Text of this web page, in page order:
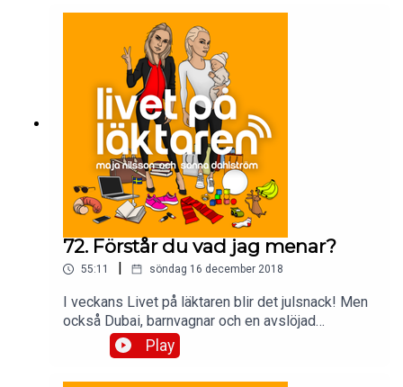
72. Förstår du vad jag menar?
55:11 | söndag 16 december 2018
I veckans Livet på läktaren blir det julsnack! Men
också Dubai, barnvagnar och en avslöjad
mytoman.
Play